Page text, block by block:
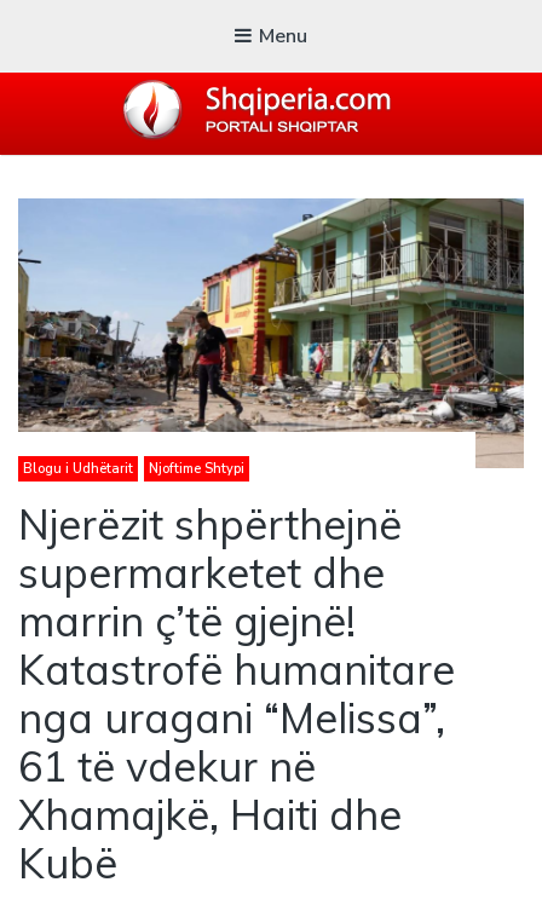
Menu
Blogu i Udhëtarit Njoftime Shtypi
Njerëzit shpërthejnë
supermarketet dhe
marrin ç’të gjejnë!
Katastrofë humanitare
nga uragani “Melissa”,
61 të vdekur në
Xhamajkë, Haiti dhe
Kubë